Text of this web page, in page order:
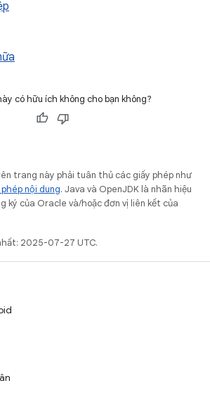
có hữu ích không cho bạn không?
trang này phải tuân thủ các giấy phép như
nội dung. Java và OpenJDK là nhãn hiệu
ký của Oracle và/hoặc đơn vị liên kết của
2025-07-27 UTC.